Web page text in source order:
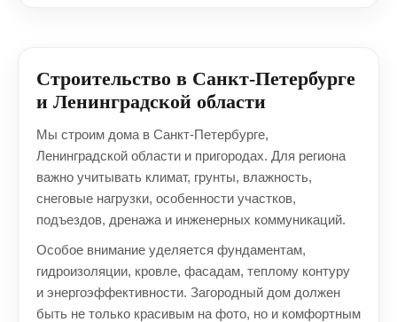
Строительство в Санкт-Петербурге
и Ленинградской области
Мы строим дома в Санкт-Петербурге,
Ленинградской области и пригородах. Для региона
важно учитывать климат, грунты, влажность,
снеговые нагрузки, особенности участков,
подъездов, дренажа и инженерных коммуникаций.
Особое внимание уделяется фундаментам,
гидроизоляции, кровле, фасадам, теплому контуру
и энергоэффективности. Загородный дом должен
быть не только красивым на фото, но и комфортным